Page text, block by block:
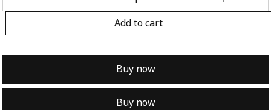
Add to cart
Buy now
Buy now